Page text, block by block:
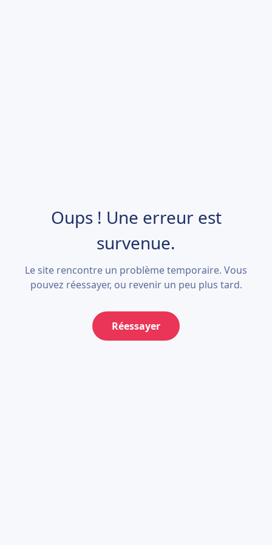
Oups ! Une erreur est
survenue.
Le site rencontre un problème temporaire. Vous
pouvez réessayer, ou revenir un peu plus tard.
Réessayer